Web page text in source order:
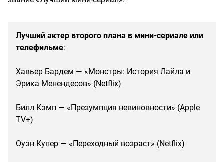
Лучший актер второго плана в мини-сериале или
телефильме:
Хавьер Бардем — «Монстры: История Лайла и
Эрика Менендесов» (Netflix)
Билл Кэмп — «Презумпция невиновности» (Apple
TV+)
Оуэн Купер — «Переходный возраст» (Netflix)